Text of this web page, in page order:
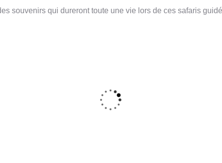
souvenirs qui dureront toute une vie lors de ces safaris